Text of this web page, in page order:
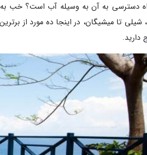
دسترسی به آن به وسیله آب است؟ خب
شیلی تا میشیگان، در اینجا ده مورد از
دارید.